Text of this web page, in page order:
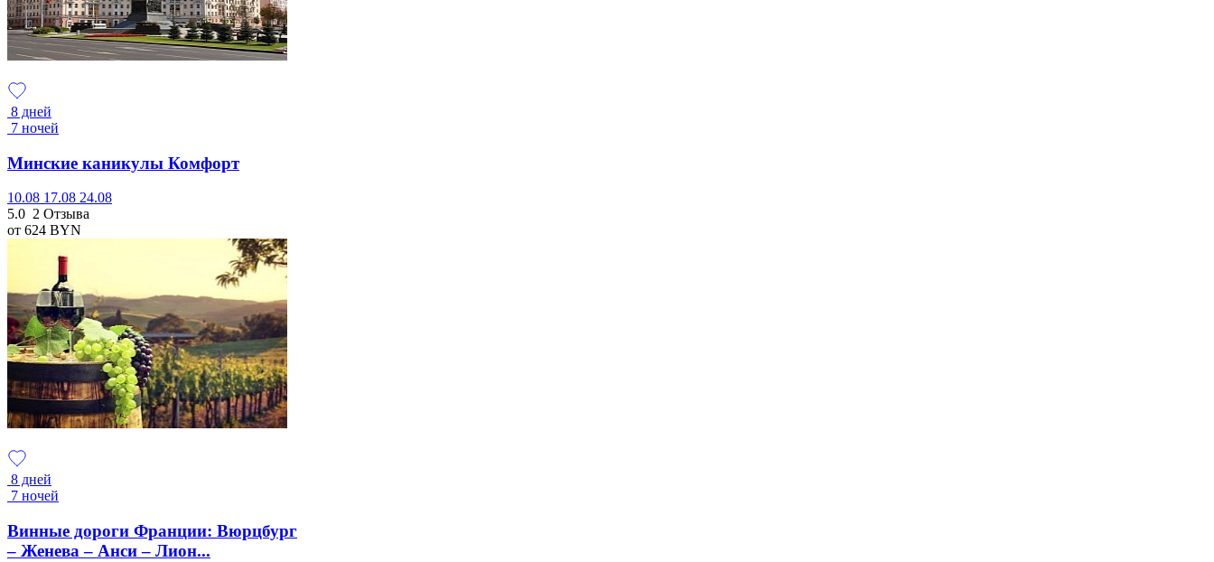
8 дней
7 ночей
Минские каникулы Комфорт
10.08 17.08 24.08
5.0 2 Отзыва
от 624 BYN
8 дней
7 ночей
Винные дороги Франции: Вюрцбург
– Женева – Анси – Лион...